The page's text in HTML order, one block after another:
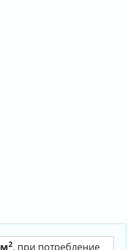
2, при потребление